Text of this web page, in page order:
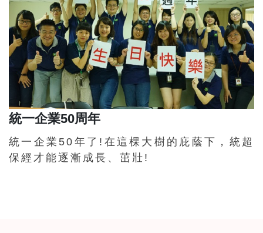
統一企業50周年
統一企業50年了!在這棵大樹的庇蔭下，統超
保經才能逐漸成長、茁壯!